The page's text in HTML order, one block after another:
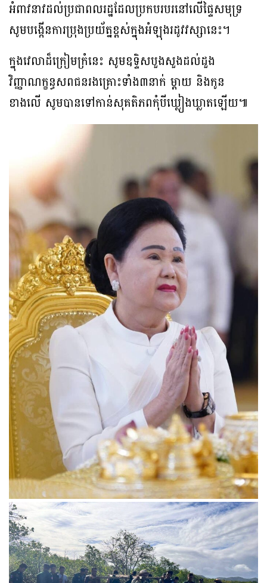
អំពាវនាវដល់ប្រជាពលរដ្ឋដែលប្រកបរបរនៅលើផ្ទៃសមុទ្រ
សូមបង្កើនការប្រុងប្រយ័ត្នខ្ពស់ក្នុងអំឡុងរដូវវស្សានេះ។
ក្នុងវេលាដ៏ក្រៀមក្រំនេះ សូមឧទ្ទិសបួងសួងដល់ដួង
វិញ្ញាណក្ខន្ធសពជនរងគ្រោះទាំង៣នាក់ ម្តាយ និងកូន
ខាងលើ សូមបានទៅកាន់សុគតិភពកុំបីឃ្លៀងឃ្លាតឡើយ៕